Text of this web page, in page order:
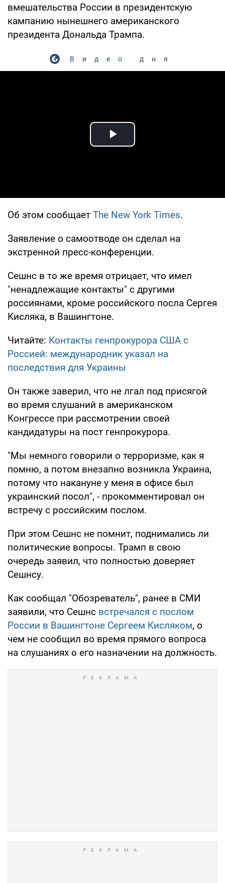
вмешательства России в президентскую
кампанию нынешнего американского
президента Дональда Трампа.
Видео дня
Play Video
Об этом сообщает The New York Times.
Заявление о самоотводе он сделал на
экстренной пресс-конференции.
Сешнс в то же время отрицает, что имел
"ненадлежащие контакты" с другими
россиянами, кроме российского посла Сергея
Кисляка, в Вашингтоне.
Читайте: Контакты генпрокурора США с
Россией: международник указал на
последствия для Украины
Он также заверил, что не лгал под присягой
во время слушаний в американском
Конгрессе при рассмотрении своей
кандидатуры на пост генпрокурора.
"Мы немного говорили о терроризме, как я
помню, а потом внезапно возникла Украина,
потому что накануне у меня в офисе был
украинский посол", - прокомментировал он
встречу с российским послом.
При этом Сешнс не помнит, поднимались ли
политические вопросы. Трамп в свою
очередь заявил, что полностью доверяет
Сешнсу.
Как сообщал "Обозреватель", ранее в СМИ
заявили, что Сешнс встречался с послом
России в Вашингтоне Сергеем Кисляком, о
чем не сообщил во время прямого вопроса
на слушаниях о его назначении на должность.